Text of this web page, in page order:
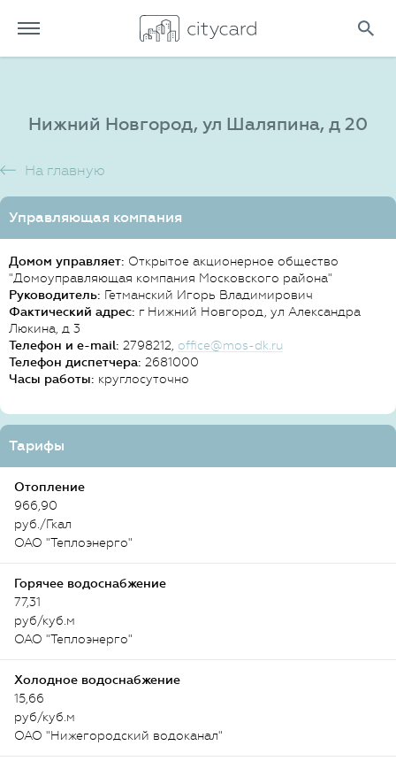
Нижний Новгород, ул Шаляпина, д 20
На главную
Управляющая компания
Домом управляет: Открытое акционерное общество
"Домоуправляющая компания Московского района"
Руководитель: Гетманский Игорь Владимирович
Фактический адрес: г Нижний Новгород, ул Александра
Люкина, д 3
Телефон и e-mail: 2798212, office@mos-dk.ru
Телефон диспетчера: 2681000
Часы работы: круглосуточно
Тарифы
Отопление
966,90
руб./Гкал
ОАО "Теплоэнерго"
Горячее водоснабжение
77,31
руб/куб.м
ОАО "Теплоэнерго"
Холодное водоснабжение
15,66
руб/куб.м
ОАО "Нижегородский водоканал"